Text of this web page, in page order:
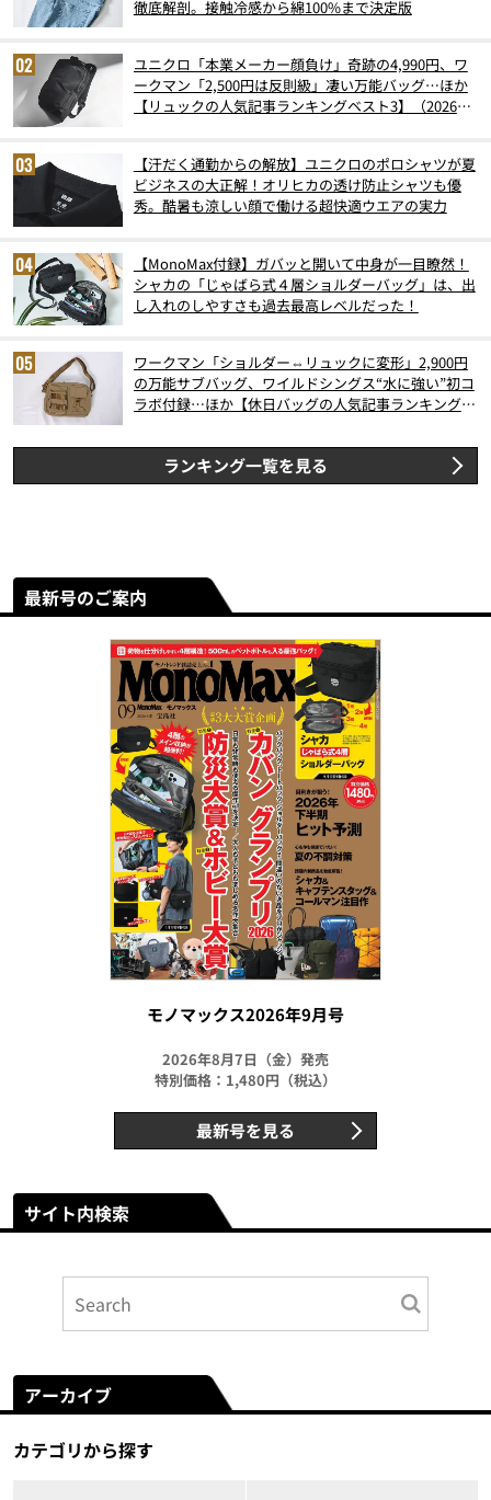
徹底解剖。接触冷感から綿100%まで決定版
ユニクロ「本業メーカー顔負け」奇跡の4,990円、ワ
ークマン「2,500円は反則級」凄い万能バッグ…ほか
【リュックの人気記事ランキングベスト3】（2026年
【汗だく通勤からの解放】ユニクロのポロシャツが夏
ビジネスの大正解！オリヒカの透け防止シャツも優
秀。酷暑も涼しい顔で働ける超快適ウエアの実力
【MonoMax付録】ガバッと開いて中身が一目瞭然！
シャカの「じゃばら式４層ショルダーバッグ」は、出
し入れのしやすさも過去最高レベルだった！
ワークマン「ショルダー⇔リュックに変形」2,900円
の万能サブバッグ、ワイルドシングス“水に強い”初コ
ラボ付録…ほか【休日バッグの人気記事ランキングベ
ランキング一覧を見る
最新号のご案内
モノマックス2026年9月号
2026年8月7日（金）発売
特別価格：1,480円（税込）
最新号を見る
サイト内検索
アーカイブ
カテゴリから探す